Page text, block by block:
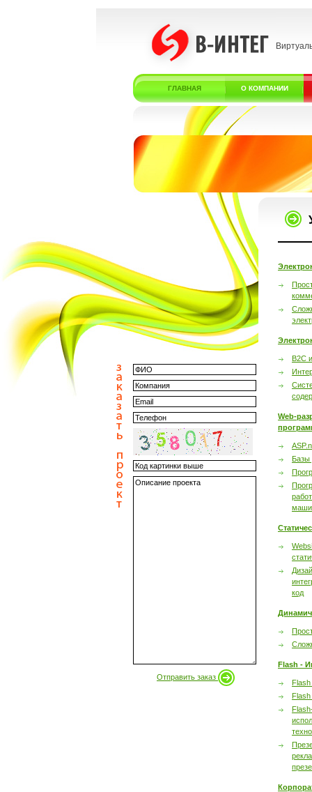
ГЛАВНАЯ О КОМПАНИИ
Отправить заказ
B2C
Web-
Базы
код
Flash -
Flash